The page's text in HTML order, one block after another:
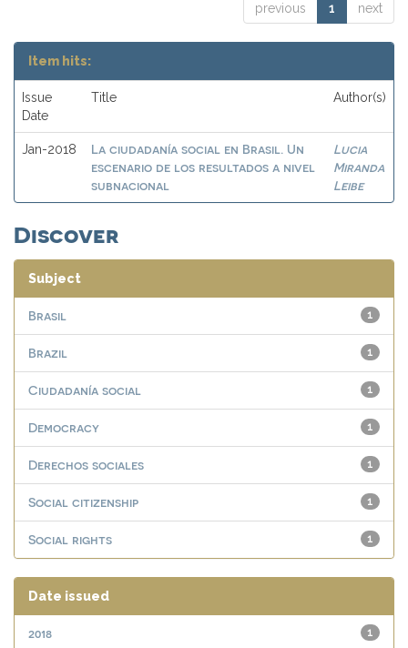
previous 1 next
Item hits:
Issue
Date
Title Author(s)
Jan-2018
La ciudadanía social en Brasil. Un
escenario de los resultados a nivel
subnacional
Lucia
Miranda
Leibe
Discover
Subject
1
Brasil
1
Brazil
1
Ciudadanía social
1
Democracy
1
Derechos sociales
1
Social citizenship
1
Social rights
Date issued
1
2018